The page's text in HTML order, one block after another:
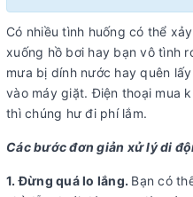
Có nhiều tình huống có thể
xuống hồ bơi hay bạn vô tình
mưa bị dính nước hay quên
vào máy giặt. Điện thoại mua
thì chúng hư đi phí lắm.
Các bước đơn giản xử lý di
1. Đừng quá lo lắng. Bạn có